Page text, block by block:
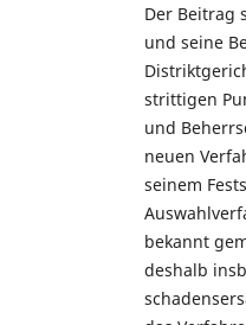
Der Beitrag
und seine
strittigen
und
neuen
seinem
bekannt
deshalb